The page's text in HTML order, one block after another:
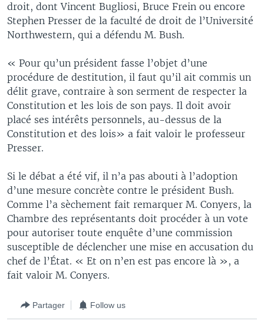
droit, dont Vincent Bugliosi, Bruce Frein ou encore
Stephen Presser de la faculté de droit de l’Université
Northwestern, qui a défendu M. Bush.
« Pour qu’un président fasse l’objet d’une
procédure de destitution, il faut qu’il ait commis un
délit grave, contraire à son serment de respecter la
Constitution et les lois de son pays. Il doit avoir
placé ses intérêts personnels, au-dessus de la
Constitution et des lois» a fait valoir le professeur
Presser.
Si le débat a été vif, il n’a pas abouti à l’adoption
d’une mesure concrète contre le président Bush.
Comme l’a sèchement fait remarquer M. Conyers, la
Chambre des représentants doit procéder à un vote
pour autoriser toute enquête d’une commission
susceptible de déclencher une mise en accusation du
chef de l’État. « Et on n’en est pas encore là », a
fait valoir M. Conyers.
Partager Follow us